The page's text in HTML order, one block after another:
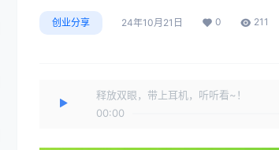
创业分享 24年10月21日 0 211
释放双眼，带上耳机，听听看~！
00:00